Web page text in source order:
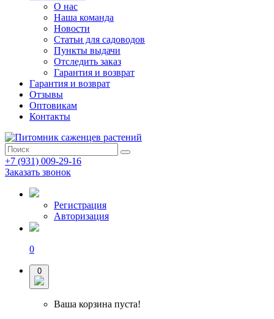
О нас
Наша команда
Новости
Статьи для садоводов
Пункты выдачи
Отследить заказ
Гарантия и возврат
Гарантия и возврат
Отзывы
Оптовикам
Контакты
+7 (931) 009-29-16
Заказать звонок
Регистрация
Авторизация
0
0
Ваша корзина пуста!